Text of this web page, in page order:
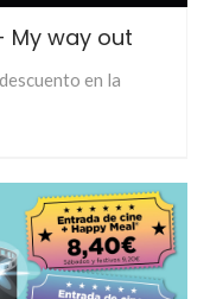
My way out
en la